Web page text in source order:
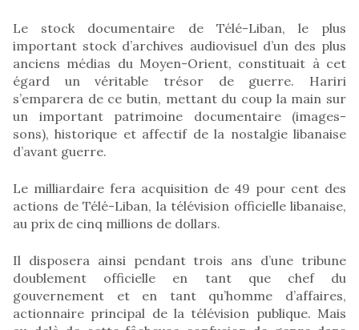
Le stock documentaire de Télé-Liban, le plus
important stock d’archives audiovisuel d’un des plus
anciens médias du Moyen-Orient, constituait à cet
égard un véritable trésor de guerre. Hariri
s’emparera de ce butin, mettant du coup la main sur
un important patrimoine documentaire (images-
sons), historique et affectif de la nostalgie libanaise
d’avant guerre.
Le milliardaire fera acquisition de 49 pour cent des
actions de Télé-Liban, la télévision officielle libanaise,
au prix de cinq millions de dollars.
Il disposera ainsi pendant trois ans d’une tribune
doublement officielle en tant que chef du
gouvernement et en tant qu’homme d’affaires,
actionnaire principal de la télévision publique. Mais